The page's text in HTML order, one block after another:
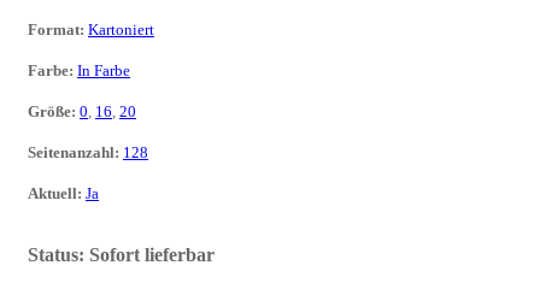
Format: Kartoniert
Farbe: In Farbe
Größe: 0, 16, 20
Seitenanzahl: 128
Aktuell: Ja
Status: Sofort lieferbar